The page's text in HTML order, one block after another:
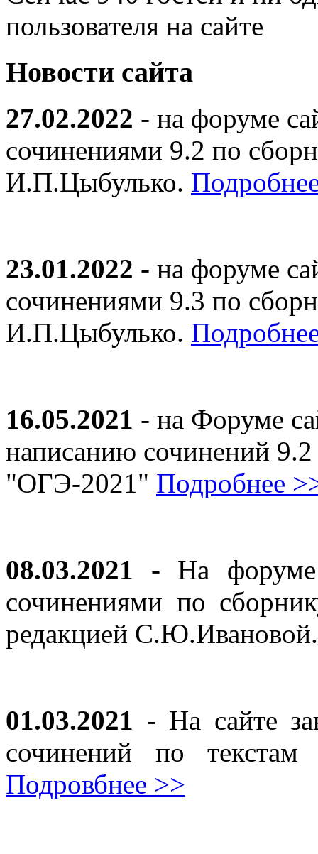
пользователя на сайте
Новости сайта
27.02.2022 - на форуме
сочинениями 9.2 по
И.П.Цыбулько.
23.01.2022 - на форуме
сочинениями 9.3 по
И.П.Цыбулько.
16.05.2021 - на Форуме
написанию сочинений
"ОГЭ-2021" Подробнее
08.03.2021 - На форуме
сочинениями по
редакцией
01.03.2021 - На сайте
сочинений по
Подровбнее >>